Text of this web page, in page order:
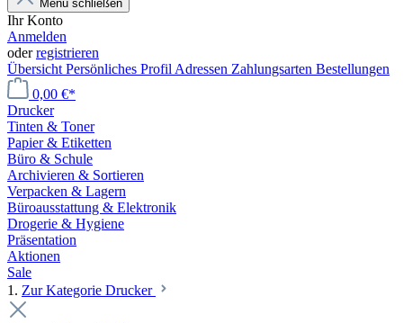
Menü schließen
Ihr Konto
Anmelden
oderregistrieren
Übersicht Persönliches Profil Adressen Zahlungsarten Bestellungen
0,00 €*
Drucker
Tinten & Toner
Papier & Etiketten
Büro & Schule
Archivieren & Sortieren
Verpacken & Lagern
Büroausstattung & Elektronik
Drogerie & Hygiene
Präsentation
Aktionen
Sale
1. Zur Kategorie Drucker